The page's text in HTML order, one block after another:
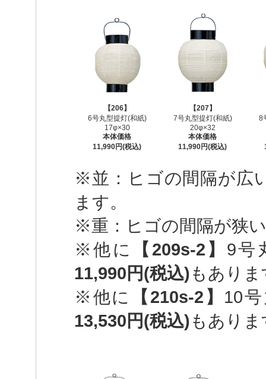
【206】
6号丸型提灯(和紙)
17φ×30
本体価格
11,990円(税込)
【207】
7号丸型提灯(和紙)
20φ×32
本体価格
11,990円(税込)
8
※並：ヒゴの間隔が広
ます。
※重：ヒゴの間隔が狭
※他に
【209s-2】 9号
11,990円(税込)もあり
※他に
【210s-2】 10
13,530円(税込)もあり